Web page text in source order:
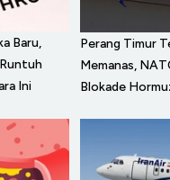
Baru,
Ini
Perang Timur
Memanas,
Blokade